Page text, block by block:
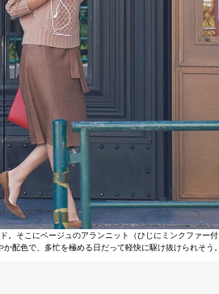
。そこにベージュのアランニット（ひじにミンクファー付
配色で、多忙を極める日だって軽快に駆け抜けられそう。